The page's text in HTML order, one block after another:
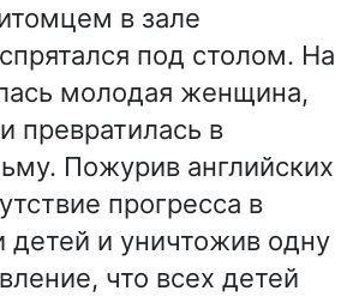
в зале
под столом. На
молодая женщина,
превратилась в
Пожурив английских
прогресса в
детей и уничтожив одну
что всех детей